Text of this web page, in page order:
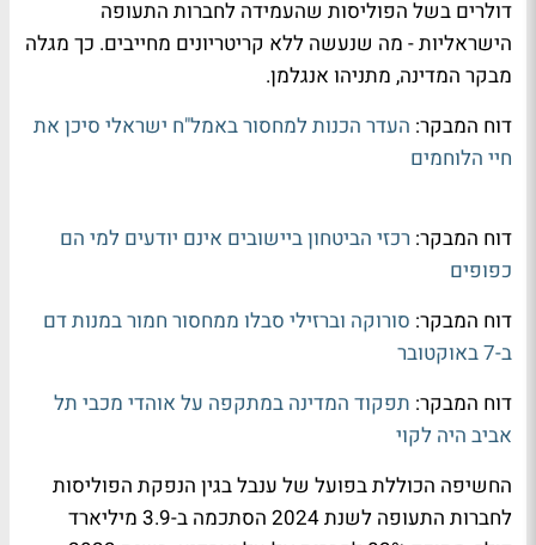
דולרים בשל הפוליסות שהעמידה לחברות התעופה
הישראליות - מה שנעשה ללא קריטריונים מחייבים. כך מגלה
מבקר המדינה, מתניהו אנגלמן.
דוח המבקר: העדר הכנות למחסור באמל"ח ישראלי סיכן את
חיי הלוחמים
דוח המבקר: רכזי הביטחון ביישובים אינם יודעים למי הם
כפופים
דוח המבקר: סורוקה וברזילי סבלו ממחסור חמור במנות דם
ב-7 באוקטובר
דוח המבקר: תפקוד המדינה במתקפה על אוהדי מכבי תל
אביב היה לקוי
החשיפה הכוללת בפועל של ענבל בגין הנפקת הפוליסות
לחברות התעופה לשנת 2024 הסתכמה ב-3.9 מיליארד